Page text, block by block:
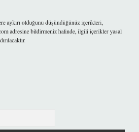
aykırı olduğunu düşündüğünüz içerikleri,
adresine bildirmeniz halinde, ilgili içerikler yasal